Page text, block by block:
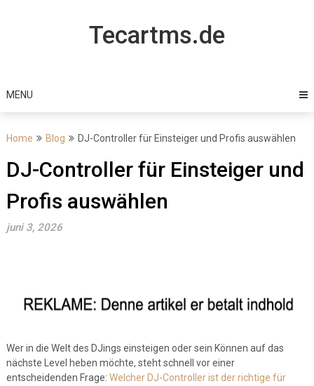
Tecartms.de
MENU
Home Blog DJ-Controller für Einsteiger und Profis auswählen
DJ-Controller für Einsteiger und
Profis auswählen
juni 3, 2026
Wer in die Welt des DJings einsteigen oder sein Können auf das
nächste Level heben möchte, steht schnell vor einer
entscheidenden Frage: Welcher DJ-Controller ist der richtige für